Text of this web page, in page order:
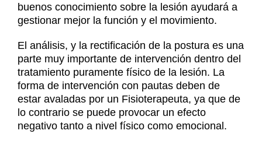
buenos conocimiento sobre la lesión ayudará a
gestionar mejor la función y el movimiento.
El análisis, y la rectificación de la postura es una
parte muy importante de intervención dentro del
tratamiento puramente físico de la lesión. La
forma de intervención con pautas deben de
estar avaladas por un Fisioterapeuta, ya que de
lo contrario se puede provocar un efecto
negativo tanto a nivel físico como emocional.